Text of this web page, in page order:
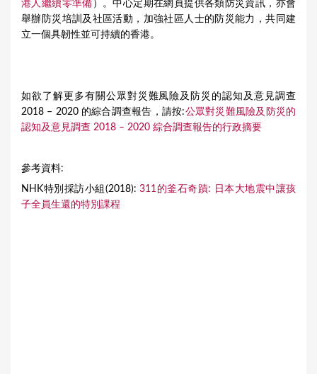
港人繼續零準備 ）。中心定期在網頁提供各類防災資訊，亦會
舉辦防災培訓及社區活動，加強社區人士的防災能力，共同建
立一個具韌性並可持續的香港。
如欲了解更多有關公眾對災難風險及防災的認知及意見調查
2018 – 2020 的綜合調查報告，請按:公眾對災難風險及防災的
認知及意見調查 2018 – 2020 綜合調查報告的行政摘要
參考資料:
NHK特別採訪小組(2018): 311的釜石奇蹟: 日本大地震中讓孩
子全員生還的特別課程